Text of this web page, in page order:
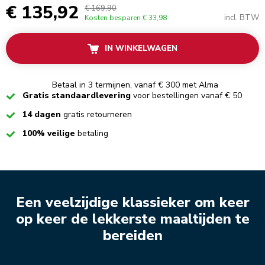
€ 135,92 € 169,90
Kosten besparen € 33,98 incl. BTW
IN WINKELWAGEN
Betaal in 3 termijnen, vanaf € 300 met Alma
CheckedGratis standaardlevering voor bestellingen vanaf € 50
Checked14 dagen gratis retourneren
Checked100% veilige betaling
Een veelzijdige klassieker om keer
op keer de lekkerste maaltijden te
bereiden